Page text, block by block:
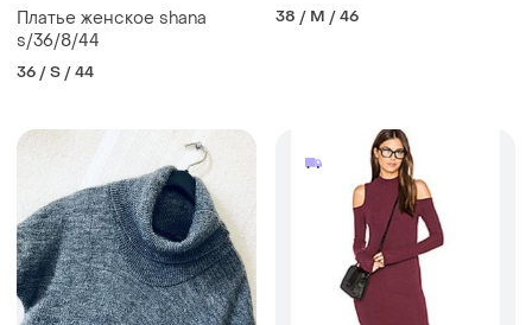
Платье женское shana
s/36/8/44
36 / S / 44
38 / M / 46